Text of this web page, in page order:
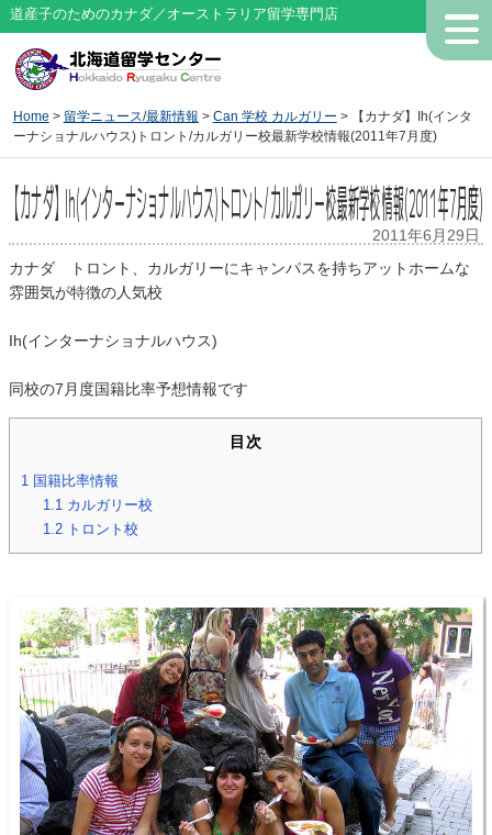
道産子のためのカナダ／オーストラリア留学専門店
Home > 留学ニュース/最新情報 > Can 学校 カルガリー > 【カナダ】Ih(インタ
ーナショナルハウス)トロント/カルガリー校最新学校情報(2011年7月度)
【カナダ】Ih(インターナショナルハウス)トロント/カルガリー校最新学校情報(2011年7月度)
2011年6月29日
カナダ トロント、カルガリーにキャンパスを持ちアットホームな
雰囲気が特徴の人気校
Ih(インターナショナルハウス)
同校の7月度国籍比率予想情報です
目次
1 国籍比率情報
1.1 カルガリー校
1.2 トロント校